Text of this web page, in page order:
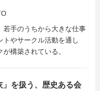
若手のうちから大きな仕事
トやサークル活動を通し
構築されている。
」を扱う、歴史ある会